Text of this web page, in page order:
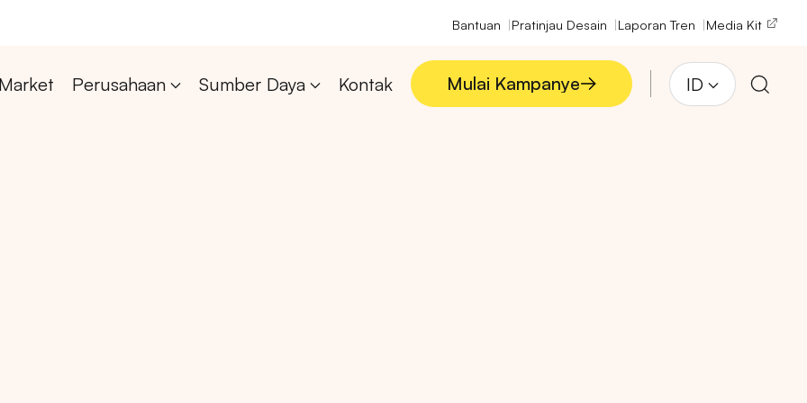
Bantuan Pratinjau Desain Laporan Tren Media Kit
Perusahaan Sumber Daya Kontak
Mulai Kampanye
Mulai Kampanye
ID